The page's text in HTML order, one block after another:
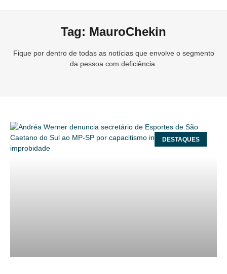
Tag: MauroChekin
Fique por dentro de todas as notícias que envolve o segmento
da pessoa com deficiência.
DESTAQUES